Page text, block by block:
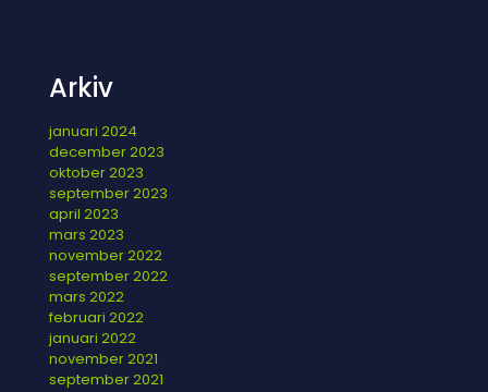
Arkiv
januari 2024
december 2023
oktober 2023
september 2023
april 2023
mars 2023
november 2022
september 2022
mars 2022
februari 2022
januari 2022
november 2021
september 2021